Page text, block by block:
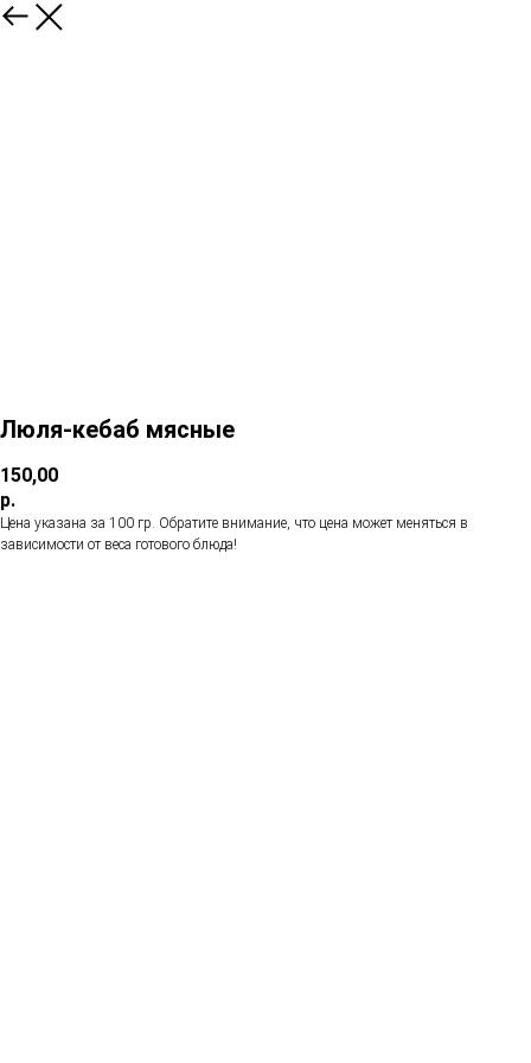
Люля-кебаб мясные
150,00
р.
Цена указана за 100 гр. Обратите внимание, что цена может меняться в
зависимости от веса готового блюда!